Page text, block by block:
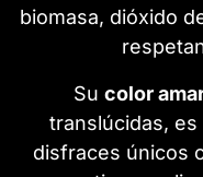
biomasa, dióxido
Su color
translúcidas,
disfraces únicos